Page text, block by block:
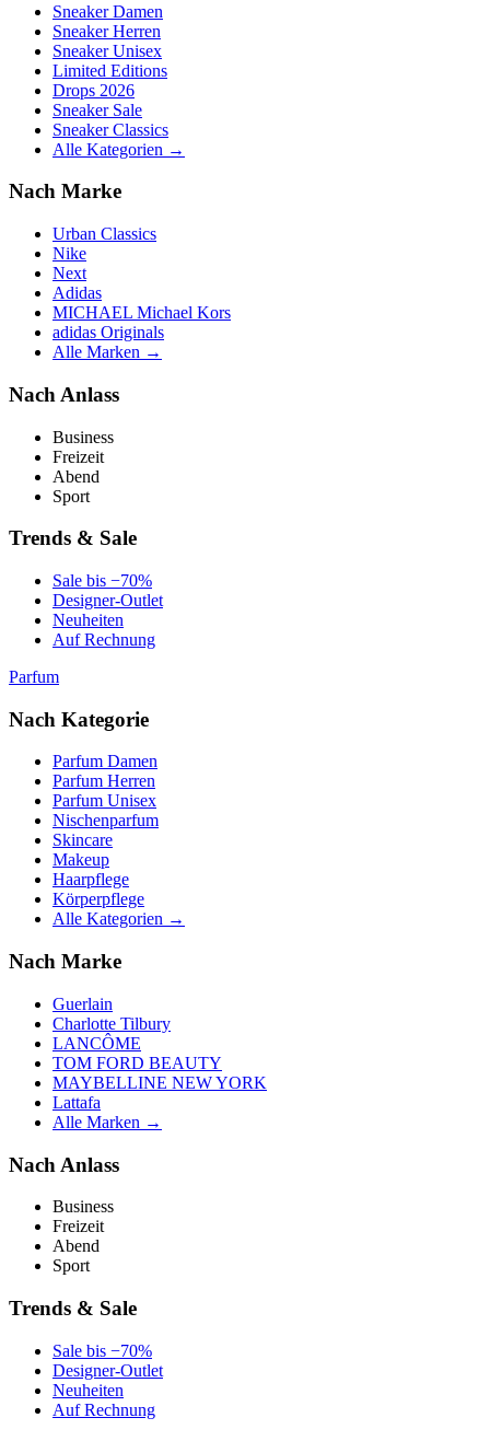
Sneaker Damen
Sneaker Herren
Sneaker Unisex
Limited Editions
Drops 2026
Sneaker Sale
Sneaker Classics
Alle Kategorien →
Nach Marke
Urban Classics
Nike
Next
Adidas
MICHAEL Michael Kors
adidas Originals
Alle Marken →
Nach Anlass
Business
Freizeit
Abend
Sport
Trends & Sale
Sale bis −70%
Designer-Outlet
Neuheiten
Auf Rechnung
Parfum
Nach Kategorie
Parfum Damen
Parfum Herren
Parfum Unisex
Nischenparfum
Skincare
Makeup
Haarpflege
Körperpflege
Alle Kategorien →
Nach Marke
Guerlain
Charlotte Tilbury
LANCÔME
TOM FORD BEAUTY
MAYBELLINE NEW YORK
Lattafa
Alle Marken →
Nach Anlass
Business
Freizeit
Abend
Sport
Trends & Sale
Sale bis −70%
Designer-Outlet
Neuheiten
Auf Rechnung